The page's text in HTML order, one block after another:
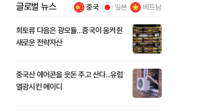
글로벌 뉴스 중국 일본 베트남
희토류 다음은 광모듈…중국이 움켜쥔
새로운 전략자산
중국산 에어콘을 웃돈 주고 산다...유럽
열광시킨 메이디